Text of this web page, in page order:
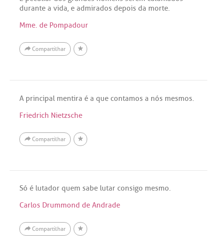
durante a vida, e admirados depois da morte.
Mme. de Pompadour
Compartilhar
A principal mentira é a que contamos a nós mesmos.
Friedrich Nietzsche
Compartilhar
Só é lutador quem sabe lutar consigo mesmo.
Carlos Drummond de Andrade
Compartilhar